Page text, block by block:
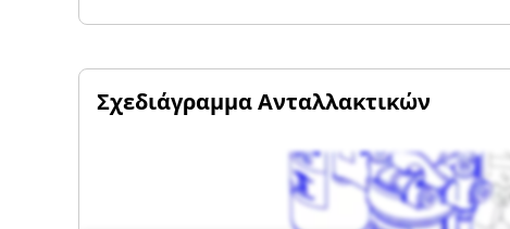
Σχεδιάγραμμα Ανταλλακτικών